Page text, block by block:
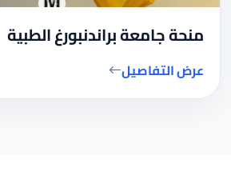
منحة جامعة براندنبورغ الطبية
عرض التفاصيل